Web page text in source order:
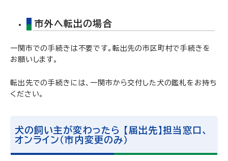
市外へ転出の場合
一関市での手続きは不要です。転出先の市区町村で手続きを
お願いします。
転出先での手続きには、一関市から交付した犬の鑑札をお持ち
ください。
犬の飼い主が変わったら 【届出先】担当窓口、
オンライン（市内変更のみ）